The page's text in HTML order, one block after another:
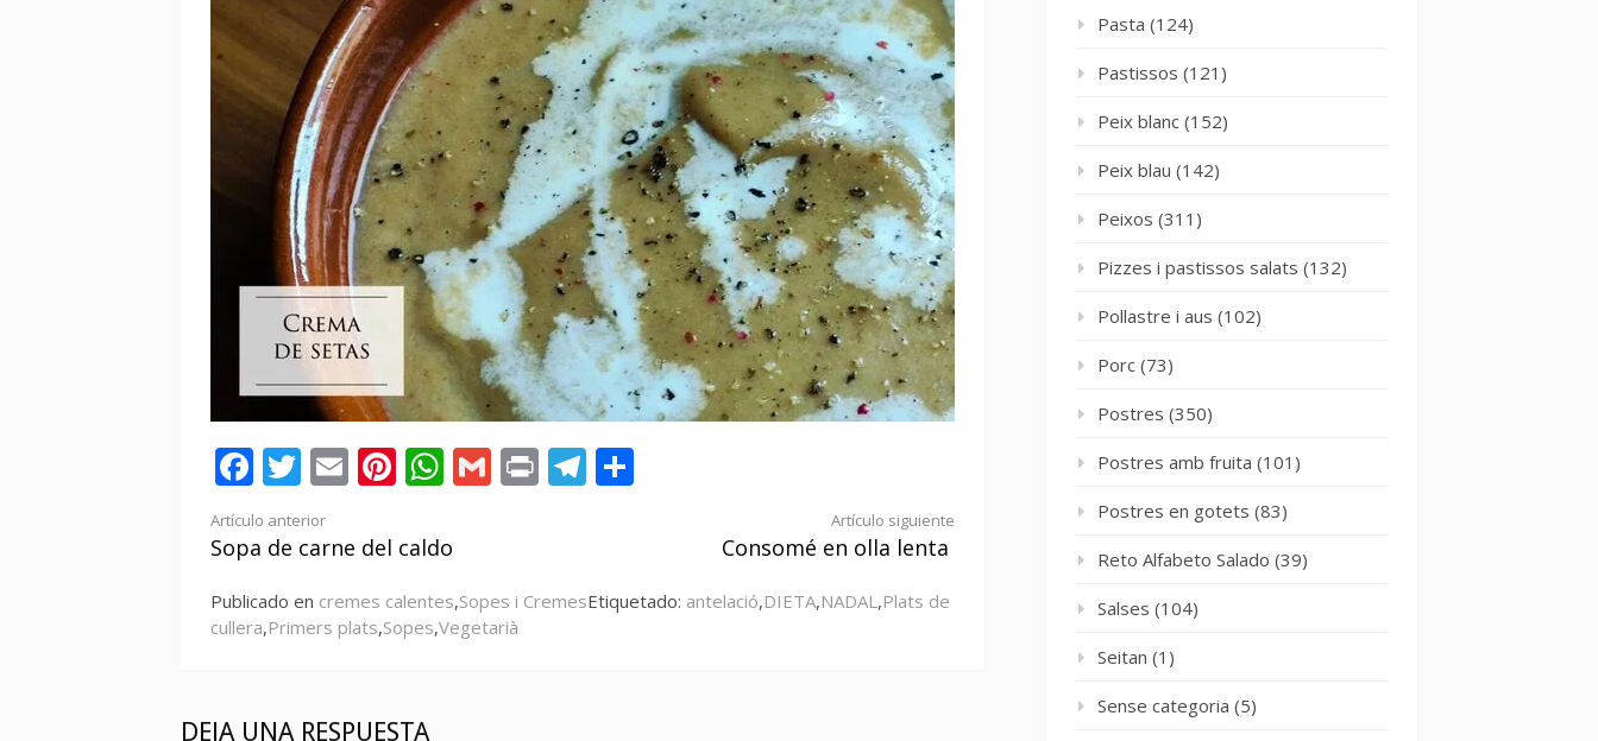
Facebook
Twitter
EmailPinterest
WhatsApp
GmailPrintTelegram
Seguir
leyendo
Artículo anterior
Sopa de carne del caldo
Artículo siguiente
Consomé en olla lenta
Publicado en cremes calentes,Sopes i CremesEtiquetado: antelació,DIETA,NADAL,Plats de
cullera,Primers plats,Sopes,Vegetarià
DEJA UNA RESPUESTA
Pasta (124)
Pastissos (121)
Peix blanc (152)
Peix blau (142)
Peixos (311)
Pizzes i pastissos salats (132)
Pollastre i aus (102)
Porc (73)
Postres (350)
Postres amb fruita (101)
Postres en gotets (83)
Reto Alfabeto Salado (39)
Salses (104)
Seitan (1)
Sense categoria (5)